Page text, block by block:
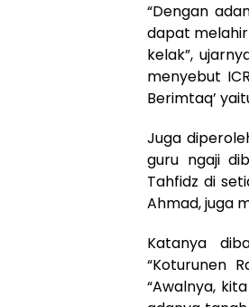
“Dengan
dapat
kelak”,
menyebut
Berimtaq’
Juga
guru ngaji
Tahfidz di
Ahmad, juga
Katanya
“Koturunen
“Awalnya,